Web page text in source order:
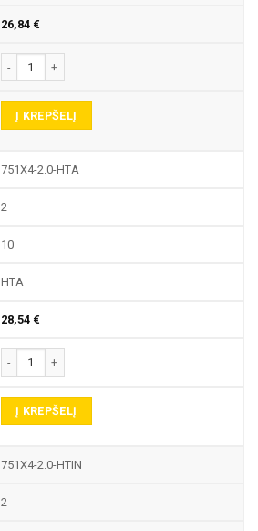
26,84 €
produkto kiekis: 751X4 TEKINIMO PLOKŠTELĖ
Į KREPŠELĮ
751X4-2.0-HTA
2
10
HTA
28,54 €
produkto kiekis: 751X4 TEKINIMO PLOKŠTELĖ
Į KREPŠELĮ
751X4-2.0-HTIN
2